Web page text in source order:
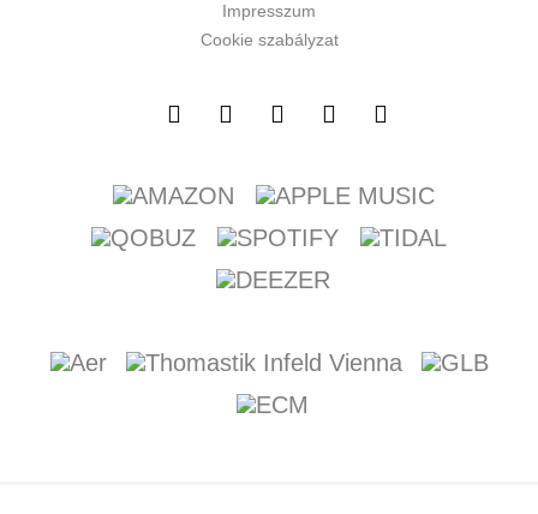
Impresszum
Cookie szabályzat